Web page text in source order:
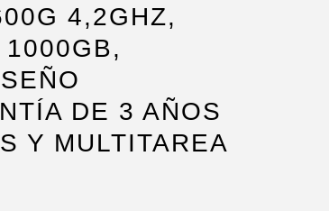
4,2GHZ,
DE 3 AÑOS
Y MULTITAREA